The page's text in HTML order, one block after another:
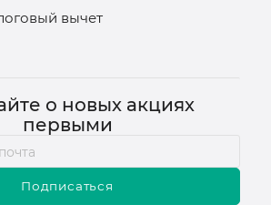
вычет
о новых акциях
первыми
Подписаться